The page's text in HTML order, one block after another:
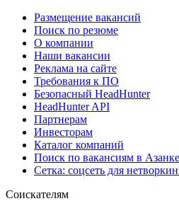
Размещение вакансий
Поиск по резюме
О компании
Наши вакансии
Реклама на сайте
Требования к ПО
Безопасный HeadHunter
HeadHunter API
Партнерам
Инвесторам
Каталог компаний
Поиск по вакансиям в Азанке
Сетка: соцсеть для
Соискателям